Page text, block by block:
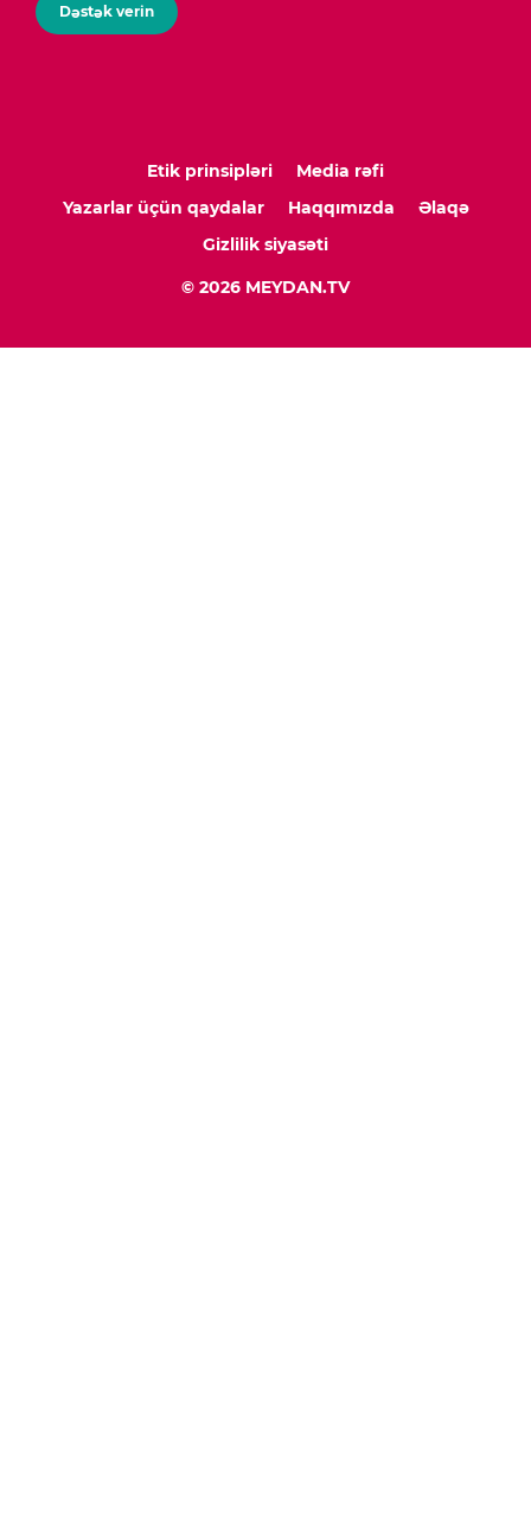
Dəstək verin
Etik prinsipləri
Media rəfi
Yazarlar üçün qaydalar
Haqqımızda
Əlaqə
Gizlilik siyasəti
© 2026 MEYDAN.TV